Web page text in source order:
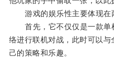
游戏的娱乐性主要体现在
首先，它不仅仅是一款单
络进行联机对战，此时可以
己的策略和乐趣。